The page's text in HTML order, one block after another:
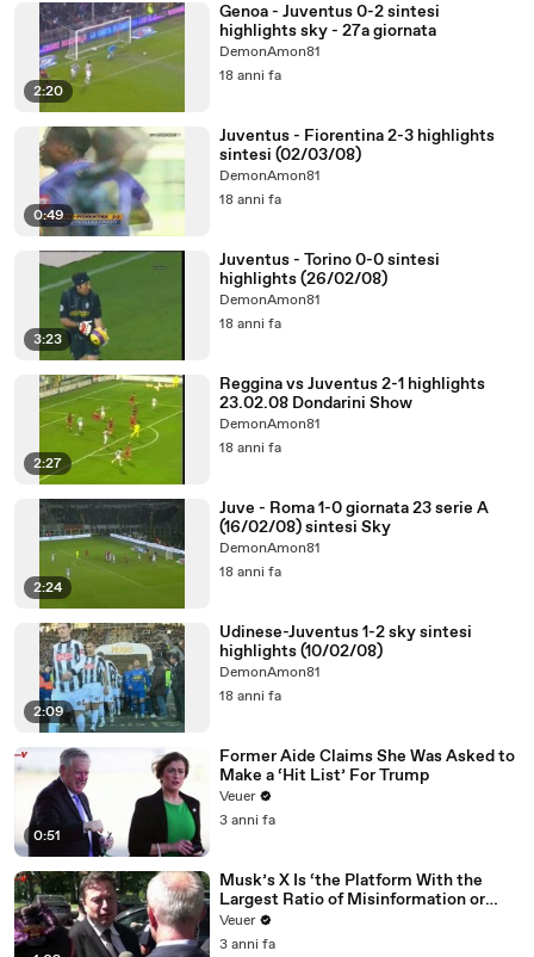
2:20
Genoa - Juventus 0-2 sintesi
highlights sky - 27a giornata
DemonAmon81
18 anni fa
0:49
Juventus - Fiorentina 2-3 highlights
sintesi (02/03/08)
DemonAmon81
18 anni fa
3:23
Juventus - Torino 0-0 sintesi
highlights (26/02/08)
DemonAmon81
18 anni fa
2:27
Reggina vs Juventus 2-1 highlights
23.02.08 Dondarini Show
DemonAmon81
18 anni fa
2:24
Juve - Roma 1-0 giornata 23 serie A
(16/02/08) sintesi Sky
DemonAmon81
18 anni fa
2:09
Udinese-Juventus 1-2 sky sintesi
highlights (10/02/08)
DemonAmon81
18 anni fa
0:51
Former Aide Claims She Was Asked to
Make a ‘Hit List’ For Trump
Veuer
3 anni fa
Musk’s X Is ‘the Platform With the
Largest Ratio of Misinformation or
Disinformation’ Amongst All Social
Media Platforms
Veuer
3 anni fa